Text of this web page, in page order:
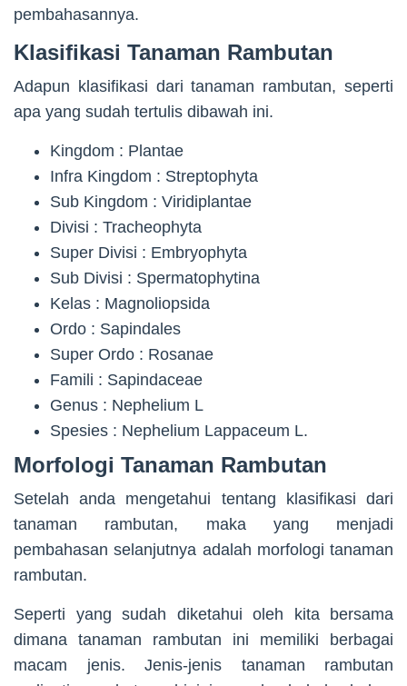
pembahasannya.
Klasifikasi Tanaman Rambutan
Adapun klasifikasi dari tanaman rambutan, seperti
apa yang sudah tertulis dibawah ini.
Kingdom : Plantae
Infra Kingdom : Streptophyta
Sub Kingdom : Viridiplantae
Divisi : Tracheophyta
Super Divisi : Embryophyta
Sub Divisi : Spermatophytina
Kelas : Magnoliopsida
Ordo : Sapindales
Super Ordo : Rosanae
Famili : Sapindaceae
Genus : Nephelium L
Spesies : Nephelium Lappaceum L.
Morfologi Tanaman Rambutan
Setelah anda mengetahui tentang klasifikasi dari
tanaman rambutan, maka yang menjadi
pembahasan selanjutnya adalah morfologi tanaman
rambutan.
Seperti yang sudah diketahui oleh kita bersama
dimana tanaman rambutan ini memiliki berbagai
macam jenis. Jenis-jenis tanaman rambutan